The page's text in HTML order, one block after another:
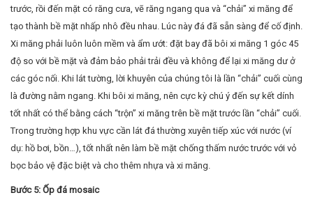
trước, rồi đến mặt có răng cưa, vẽ răng ngang qua và “chải” xi măng để
tạo thành bề mặt nhấp nhô đều nhau. Lúc này đá đã sẵn sàng để cố định.
Xi măng phải luôn luôn mềm và ẩm ướt: đặt bay đã bôi xi măng 1 góc 45
độ so với bề mặt và đảm bảo phải trải đều và không để lại xi măng dư ở
các góc nối. Khi lát tường, lời khuyên của chúng tôi là lần “chải” cuối cùng
là đường nằm ngang. Khi bôi xi măng, nên cực kỳ chú ý đến sự kết dính
tốt nhất có thể bằng cách “trộn” xi măng trên bề mặt trước lần “chải” cuối.
Trong trường hợp khu vực cần lát đá thường xuyên tiếp xúc với nước (ví
dụ: hồ bơi, bồn…), tốt nhất nên làm bề mặt chống thấm nước trước với vỏ
bọc bảo vệ đặc biệt và cho thêm nhựa và xi măng.
Bước 5: Ốp đá mosaic